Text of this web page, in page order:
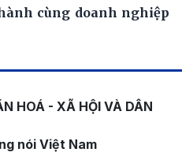
cùng doanh nghiệp
HOÁ - XÃ HỘI VÀ DÂN
nói Việt Nam